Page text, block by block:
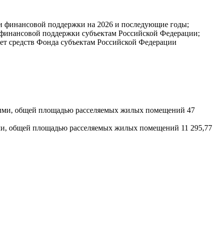
финансовой поддержки на 2026 и последующие годы;
поддержки субъектам Российской Федерации;
средств Фонда субъектам Российской Федерации
общей площадью расселяемых жилых помещений 47
общей площадью расселяемых жилых помещений 11 295,77